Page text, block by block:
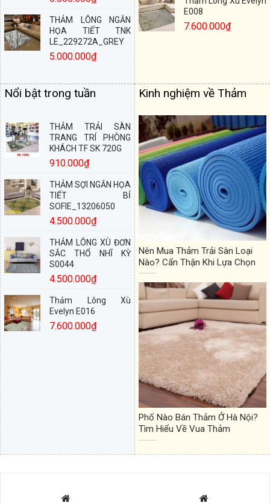
THẢM LÔNG NGẮN
HỌA TIẾT TNK
LE_229272A_GREY
5.000.000₫
E008
7.600.000₫
Nổi bật trong tuần
THẢM TRẢI SÀN
TRANG TRÍ PHÒNG
KHÁCH TF SK 720G
910.000₫
THẢM SỢI NGẮN HỌA
TIẾT BỈ
SOFIE_13206050
4.500.000₫
THẢM LÔNG XÙ ĐƠN
SẮC THỔ NHĨ KỲ
S0044
4.500.000₫
Thảm Lông Xù
Evelyn E016
7.600.000₫
Kinh nghiệm về Thảm
Nên Mua Thảm Trải Sàn Loại
Nào? Cẩn Thận Khi Lựa Chọn
Phố Nào Bán Thảm Ở Hà Nội?
Tìm Hiểu Về Vua Thảm